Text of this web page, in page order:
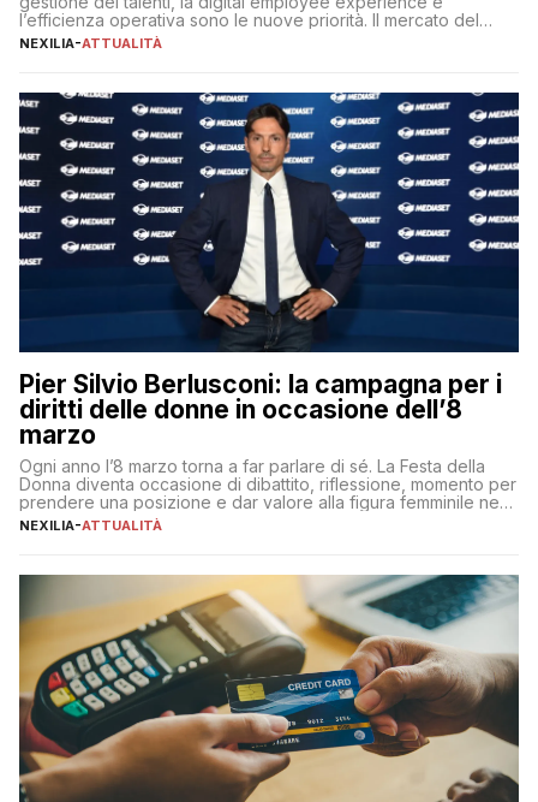
l’efficienza operativa sono le nuove priorità. Il mercato del
lavoro, d’altra parte, è sempre più competitivo con una lotta
NEXILIA-ATTUALITÀ
Pier Silvio Berlusconi: la campagna per i
diritti delle donne in occasione dell’8
marzo
Ogni anno l’8 marzo torna a far parlare di sé. La Festa della
Donna diventa occasione di dibattito, riflessione, momento per
prendere una posizione e dar valore alla figura femminile nella
sua complessità e crucialità. A lanciare un messaggio “forte e
NEXILIA-ATTUALITÀ